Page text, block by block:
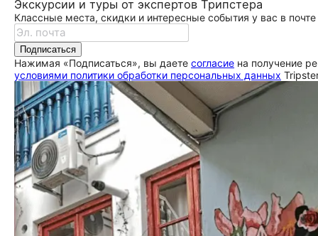
Экскурсии и туры от экспертов Трипстера
Классные места, скидки и интересные события у вас в почте
Подписаться
Нажимая «Подписаться», вы даете согласие на получение
условиями политики обработки персональных данных